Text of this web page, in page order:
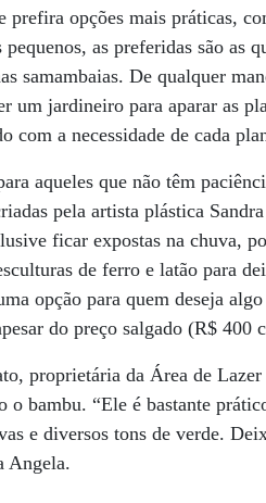
prefira opções mais práticas,
pequenos, as preferidas são as
samambaias. De qualquer
um jardineiro para aparar as
com a necessidade de cada
aqueles que não têm
pela artista plástica
ficar expostas na chuva,
de ferro e latão para
opção para quem deseja
do preço salgado (R$ 400
proprietária da Área de
o bambu. “Ele é bastante
e diversos tons de verde.
Angela.